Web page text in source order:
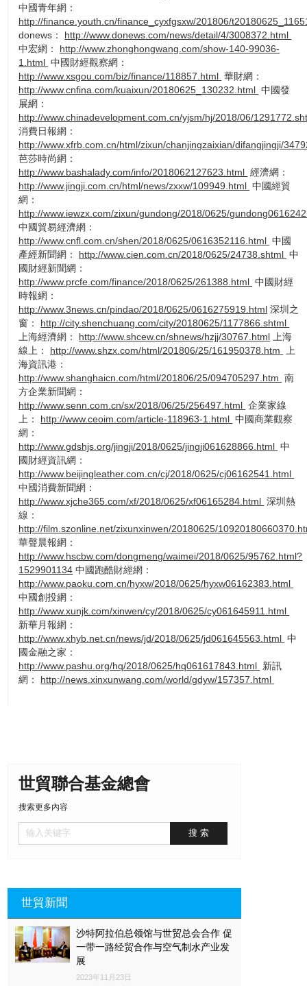
中國青年網：
http://finance.youth.cn/finance_cyxfgsxw/201806/
donews： http://www.donews.com/news/detail/4/3008372.html
中宏網： http://www.zhonghongwang.com/show-140-99036-
1.html 中國財經觀察網：
http://www.xsgou.com/biz/finance/118857.html 華財網：
http://www.cnfina.com/kuaixun/20180625_130232.html 中國發
展網：
http://www.chinadevelopment.com.cn/yjsm/hj/2018/06/
消費日報網：
http://www.xfrb.com.cn/html/zixun/chanjingzaixian/difangjingji/
芭莎時尚網：
http://www.bashalady.com/info/2018062127623.html 經濟網：
http://www.jingji.com.cn/html/news/zxxw/109949.html 中國經貿
網：
http://www.iewzx.com/zixun/gundong/2018/0625/
中國貿易經濟網：
http://www.cnfl.com.cn/shen/2018/0625/0616352116.html 中國
產經新聞網： http://www.cien.com.cn/2018/0625/24738.shtml 中
國財經新聞網：
http://www.prcfe.com/finance/2018/0625/261388.html 中國財經
時報網：
http://www.3news.cn/pindao/2018/0625/0616275919.html 深圳之
窗： http://city.shenchuang.com/city/20180625/1177866.shtml
上海經濟網： http://www.shcew.cn/shnews/hzjj/30767.html 上海
線上： http://www.shzx.com/html/201806/25/161950378.htm
上
海資訊港：
http://www.shanghaicn.com/html/201806/25/094705297.htm 南
方企業新聞網：
http://www.senn.com.cn/sx/2018/06/25/256497.html 企業家線
上： http://www.ceoim.com/article-118963-1.html 中國商業觀察
網：
http://www.gdshjs.org/jingji/2018/0625/jingji061628866.html 中
國財經資訊網：
http://www.beijingleather.com.cn/cj/2018/0625/cj06162541.html
中國消費新聞網：
http://www.xjche365.com/xf/2018/0625/xf06165284.html 深圳熱
線：
http://film.szonline.net/zixunxinwen/20180625/
華聲晨報網：
http://www.hscbw.com/dongmeng/waimei/2018/0625/95762.html?
1529901134 中國跑酷財經網：
http://www.paoku.com.cn/hyxw/2018/0625/hyxw06162383.html
中國創投網：
http://www.xunjk.com/xinwen/cy/2018/0625/cy061645911.html
新華月報網：
http://www.xhyb.net.cn/news/jd/2018/0625/jd061645563.html 中
國金融之家：
http://www.pashu.org/hq/2018/0625/hq061617843.html 新訊
網： http://news.xinxunwang.com/world/gdyw/157357.html
世貿聯合基金總會
搜索更多內容
世貿新聞
沙特阿拉伯总领馆与世贸总会合作 促
一带一路经贸合作与空气制水产业发
展
2023年11月23日